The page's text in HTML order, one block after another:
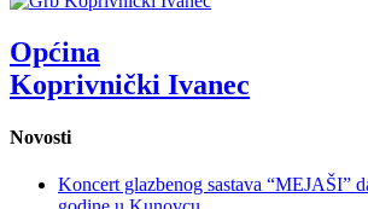
Općina
Koprivnički Ivanec
Novosti
Koncert glazbenog sastava “MEJAŠI”